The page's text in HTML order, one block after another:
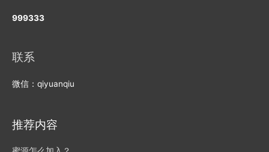
999333
联系
微信：qiyuanqiu
推荐内容